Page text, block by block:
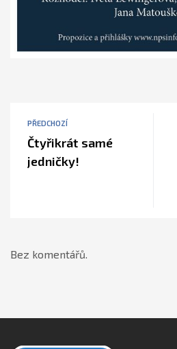
PŘEDCHOZÍ
Čtyřikrát samé
jedničky!
Bez komentářů.